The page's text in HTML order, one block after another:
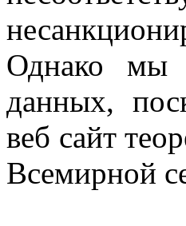
Однако мы
данных,
веб сайт
Всемирной